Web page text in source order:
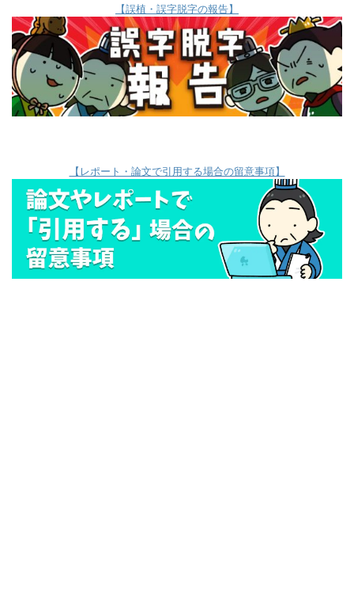
【誤植・誤字脱字の報告】
【レポート・論文で引用する場合の留意事項】